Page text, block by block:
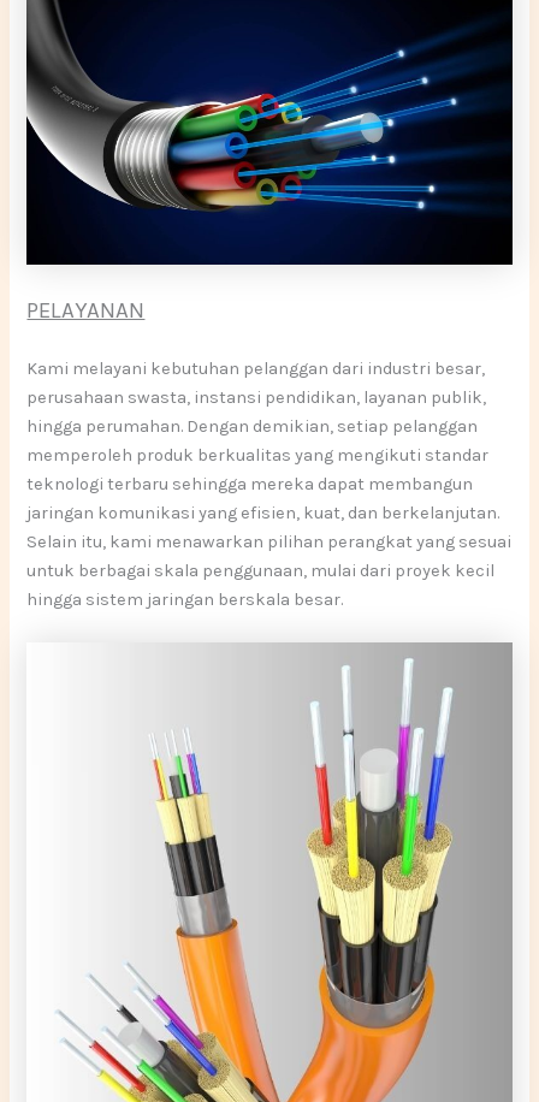
PELAYANAN
Kami melayani kebutuhan pelanggan dari industri besar,
perusahaan swasta, instansi pendidikan, layanan publik,
hingga perumahan. Dengan demikian, setiap pelanggan
memperoleh produk berkualitas yang mengikuti standar
teknologi terbaru sehingga mereka dapat membangun
jaringan komunikasi yang efisien, kuat, dan berkelanjutan.
Selain itu, kami menawarkan pilihan perangkat yang sesuai
untuk berbagai skala penggunaan, mulai dari proyek kecil
hingga sistem jaringan berskala besar.